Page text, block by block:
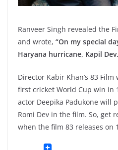
Ranveer Singh revealed the
and wrote, “On my special
Haryana hurricane, Kapil
Director Kabir Khan’s 83
first cricket World Cup win in
actor Deepika Padukone will
Romi Dev in the film. So, get
when the film 83 releases on